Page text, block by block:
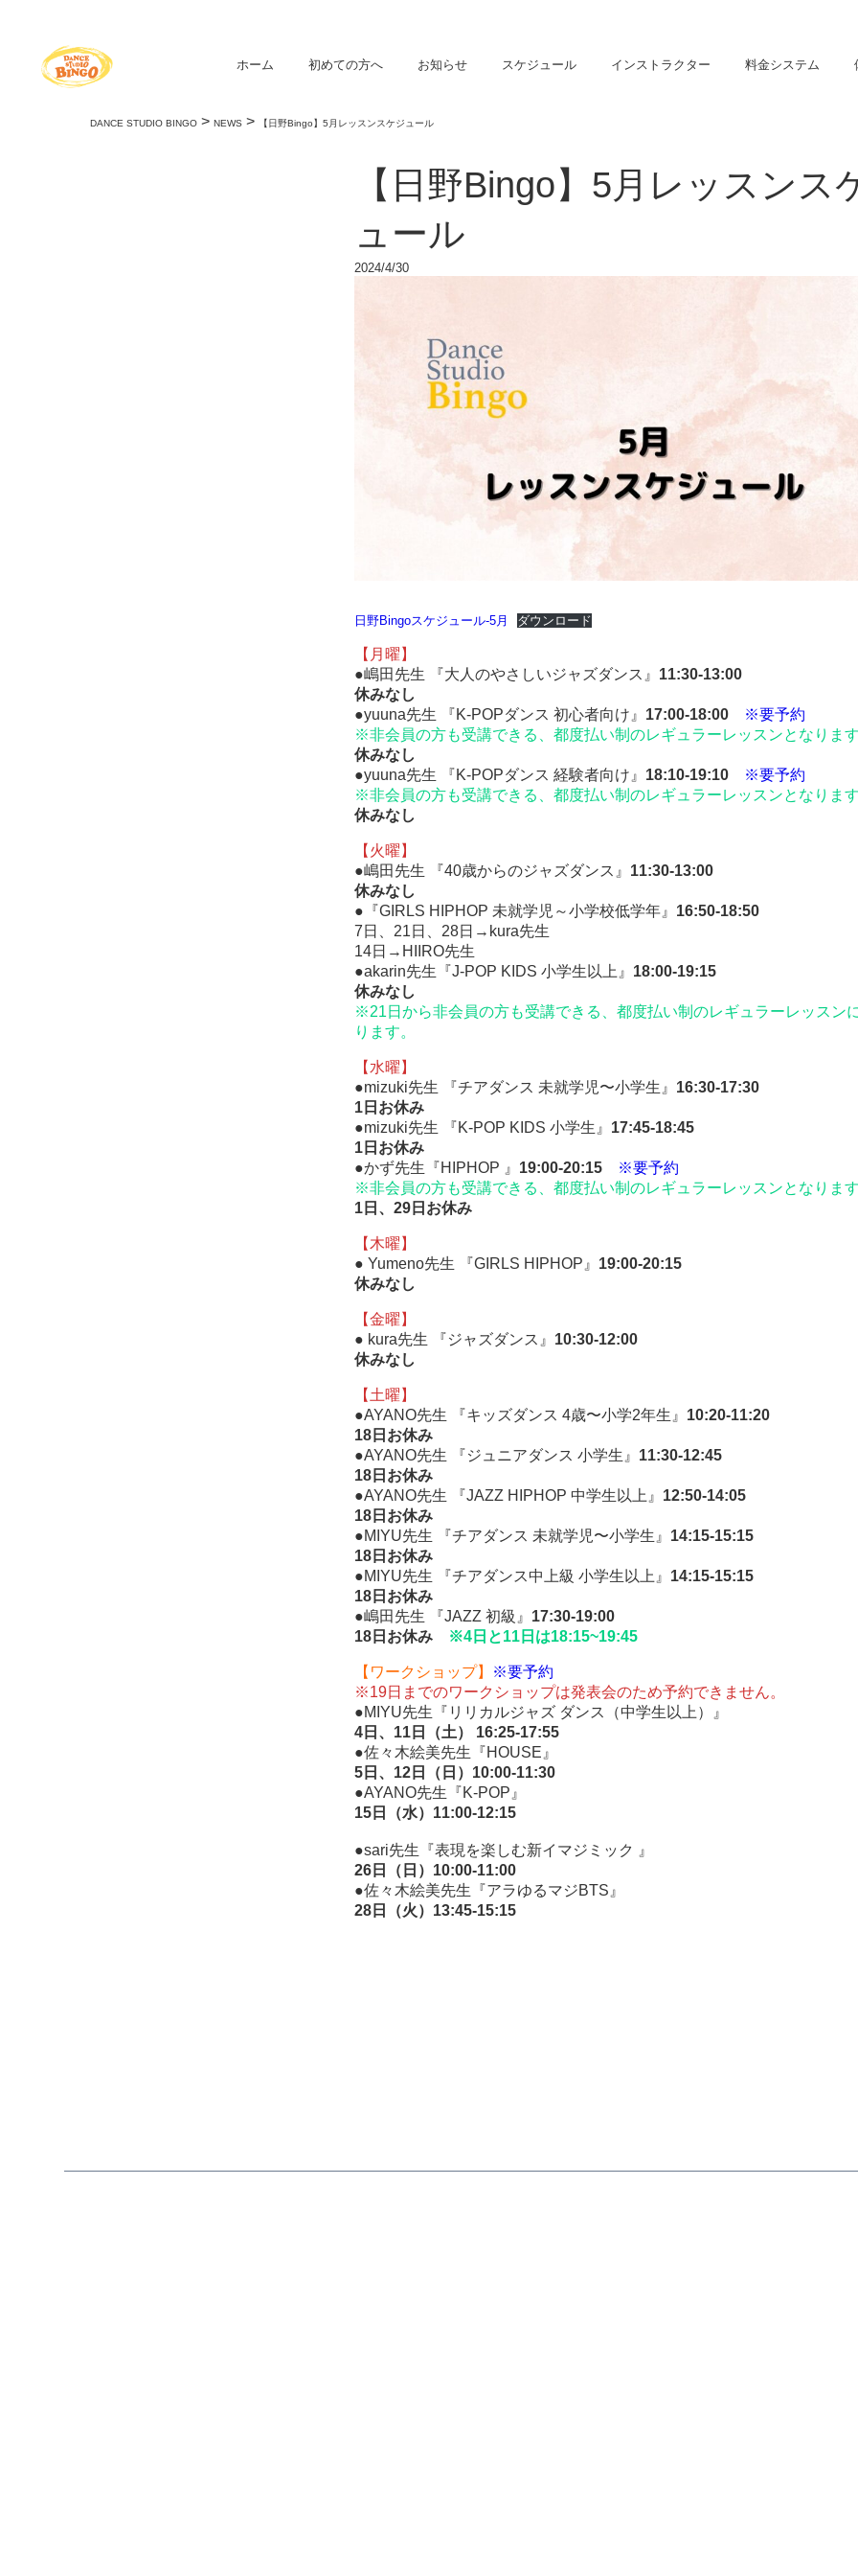
ホーム 初めての方へ お知らせ スケジュール インストラクター 料金システム
DANCE STUDIO BINGO >NEWS > 【日野Bingo】5月レッスンスケジュール
【日野Bingo】5月レッスンス
ュール
2024/4/30
日野Bingoスケジュール-5月 ダウンロード
【月曜】
●嶋田先生 『大人のやさしいジャズダンス』 11:30-13:00
休みなし
●yuuna先生 『K-POPダンス 初心者向け』 17:00-18:00
※要予約
※非会員の方も受講できる、都度払い制のレギュラーレッスンとなります
休みなし
●yuuna先生 『K-POPダンス 経験者向け』 18:10-19:10
※要予約
※非会員の方も受講できる、都度払い制のレギュラーレッスンとなります
休みなし
【火曜】
●嶋田先生 『40歳からのジャズダンス』 11:30-13:00
休みなし
●『GIRLS HIPHOP 未就学児～小学校低学年』 16:50-18:50
7日、21日、28日→kura先生
14日→HIIRO先生
●akarin先生『J-POP KIDS 小学生以上』 18:00-19:15
休みなし
※21日から非会員の方も受講できる、都度払い制のレギュラーレッスン
ります。
【水曜】
●mizuki先生 『チアダンス 未就学児〜小学生』 16:30-17:30
1日お休み
●mizuki先生 『K-POP KIDS 小学生』 17:45-18:45
1日お休み
●かず先生『HIPHOP 』 19:00-20:15
※要予約
※非会員の方も受講できる、都度払い制のレギュラーレッスンとなります
1日、29日お休み
【木曜】
● Yumeno先生 『GIRLS HIPHOP』 19:00-20:15
休みなし
【金曜】
● kura先生 『ジャズダンス』 10:30-12:00
休みなし
【土曜】
●AYANO先生 『キッズダンス 4歳〜小学2年生』 10:20-11:20
18日お休み
●AYANO先生 『ジュニアダンス 小学生』 11:30-12:45
18日お休み
●AYANO先生 『JAZZ HIPHOP 中学生以上』 12:50-14:05
18日お休み
●MIYU先生 『チアダンス 未就学児〜小学生』 14:15-15:15
18日お休み
●MIYU先生 『チアダンス中上級 小学生以上』 14:15-15:15
18日お休み
●嶋田先生 『JAZZ 初級』 17:30-19:00
18日お休み
※4日と11日は18:15~19:45
【ワークショップ】
※要予約
※19日までのワークショップは発表会のため予約できません。
●MIYU先生『リリカルジャズ ダンス（中学生以上）』
4日、11日（土） 16:25-17:55
●佐々木絵美先生『HOUSE』
5日、12日（日）10:00-11:30
●AYANO先生『K-POP』
15日（水）11:00-12:15
●sari先生『表現を楽しむ新イマジミック 』
26日（日）10:00-11:00
●佐々木絵美先生『アラゆるマジBTS』
28日（火）13:45-15:15